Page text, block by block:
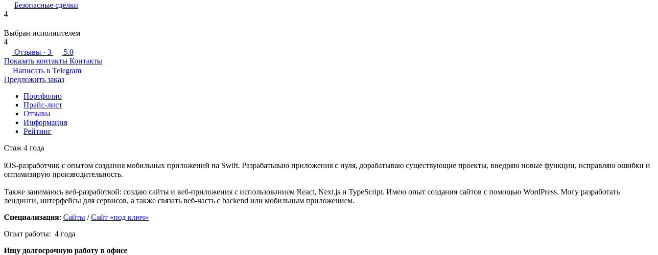
Безопасные сделки
4
Выбран исполнителем
4
Отзывы · 3
5.0
Показать контакты Контакты
Написать в Telegram
Предложить заказ
Портфолио
Прайс-лист
Отзывы
Информация
Рейтинг
Стаж 4 года
iOS-разработчик с опытом создания мобильных приложений на Swift. Разрабатываю приложения с нуля, дорабатываю существующие проекты, внедряю новые функции, исправляю ошибки и
оптимизирую производительность.
Также занимаюсь веб-разработкой: создаю сайты и веб-приложения с использованием React, Next.js и TypeScript. Имею опыт создания сайтов с помощью WordPress. Могу разработать
лендинги, интерфейсы для сервисов, а также связать веб-часть с backend или мобильным приложением.
Специализация: Сайты /Сайт «под ключ»
Опыт работы: 4 года
Ищу долгосрочную работу в офисе